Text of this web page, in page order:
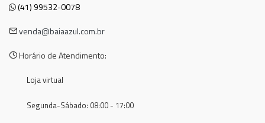
(41) 99532-0078
venda@baiaazul.com.br
Horário de Atendimento:
Loja virtual
Segunda-Sábado: 08:00 - 17:00